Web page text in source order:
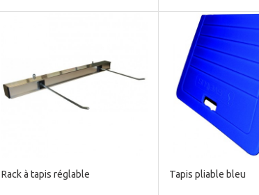
Rack à tapis réglable Tapis pliable bleu